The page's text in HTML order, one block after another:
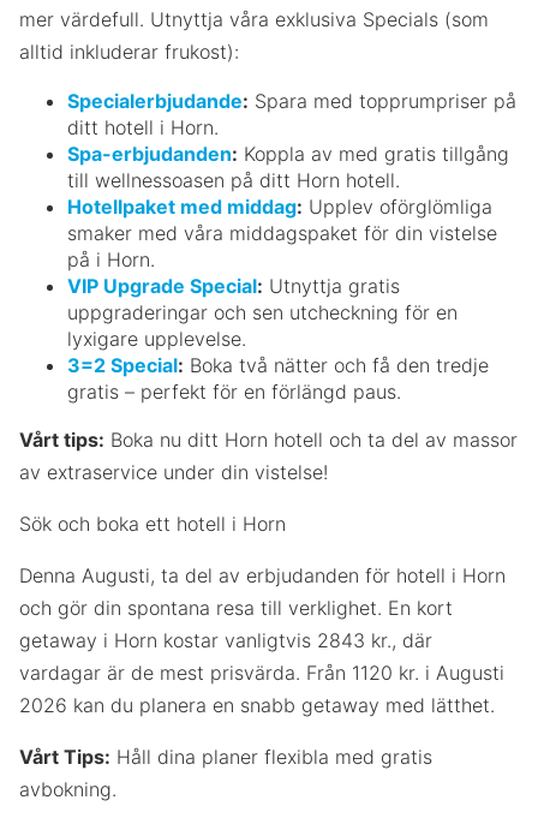
mer värdefull. Utnyttja våra exklusiva Specials (som
alltid inkluderar frukost):
Specialerbjudande: Spara med topprumpriser på
ditt hotell i Horn.
Spa-erbjudanden: Koppla av med gratis tillgång
till wellnessoasen på ditt Horn hotell.
Hotellpaket med middag: Upplev oförglömliga
smaker med våra middagspaket för din vistelse
på i Horn.
VIP Upgrade Special: Utnyttja gratis
uppgraderingar och sen utcheckning för en
lyxigare upplevelse.
3=2 Special: Boka två nätter och få den tredje
gratis – perfekt för en förlängd paus.
Vårt tips: Boka nu ditt Horn hotell och ta del av massor
av extraservice under din vistelse!
Sök och boka ett hotell i Horn
Denna Augusti, ta del av erbjudanden för hotell i Horn
och gör din spontana resa till verklighet. En kort
getaway i Horn kostar vanligtvis 2843 kr., där
vardagar är de mest prisvärda. Från 1120 kr. i Augusti
2026 kan du planera en snabb getaway med lätthet.
Vårt Tips: Håll dina planer flexibla med gratis
avbokning.